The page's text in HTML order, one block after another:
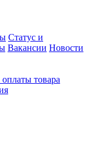
Статус и
Вакансии Новости
товара